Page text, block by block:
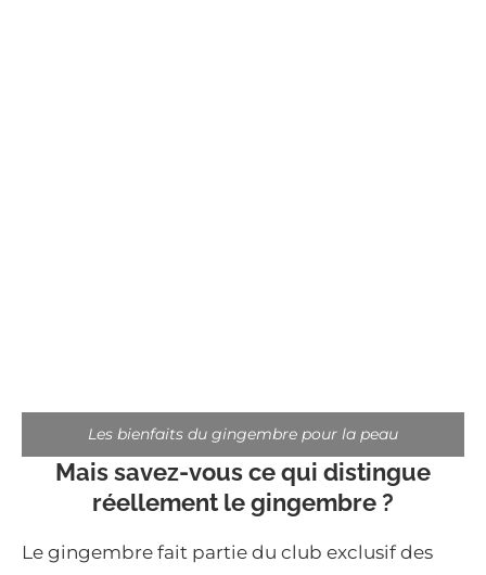
Les bienfaits du gingembre pour la peau
Mais savez-vous ce qui distingue
réellement le gingembre ?
Le gingembre fait partie du club exclusif des